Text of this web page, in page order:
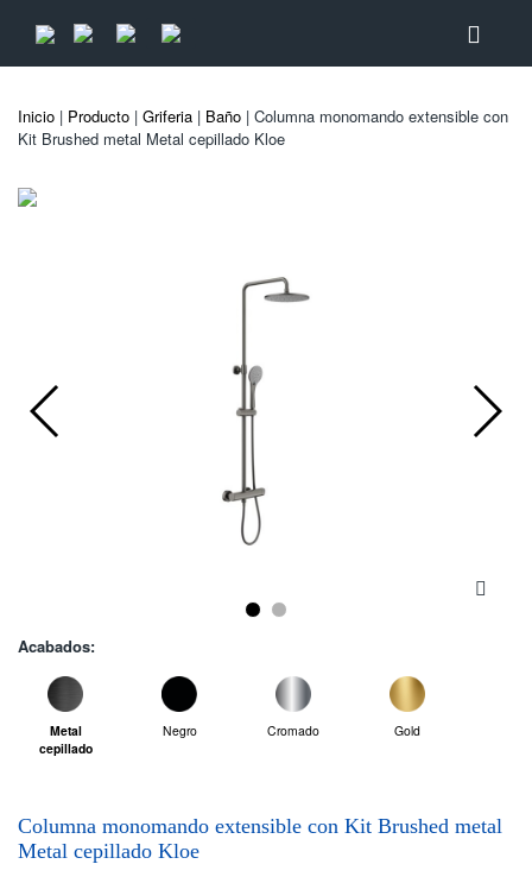
Inicio | Producto | Griferia | Baño | Columna monomando extensible con
Kit Brushed metal Metal cepillado Kloe
Acabados:
Metal
cepillado
Negro Cromado Gold
Columna monomando extensible con Kit Brushed metal
Metal cepillado Kloe